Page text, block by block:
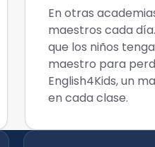
En otras
maestros cada
que los niños
maestro para
English4Kids, un
en cada clase.